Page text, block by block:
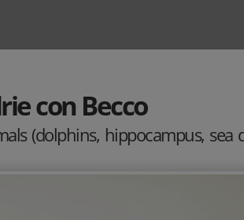
con Becco
(dolphins, hippocampus, sea